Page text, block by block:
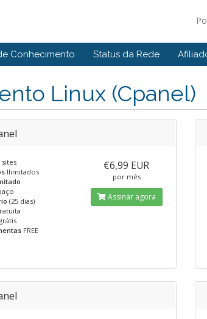
Conhecimento Status da Rede
Linux (Cpanel)
sites
Ilimitados
(25 dias)
FREE
€6,99 EUR
por mês
Assinar agora